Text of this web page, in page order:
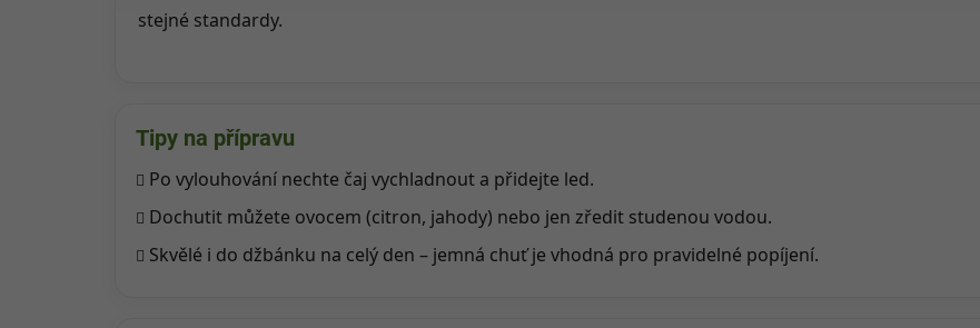
stejné standardy.
Tipy na přípravu
Po vylouhování nechte čaj vychladnout a přidejte led.
Dochutit můžete ovocem (citron, jahody) nebo jen zředit studenou vodou.
Skvělé i do džbánku na celý den – jemná chuť je vhodná pro pravidelné popíjení.